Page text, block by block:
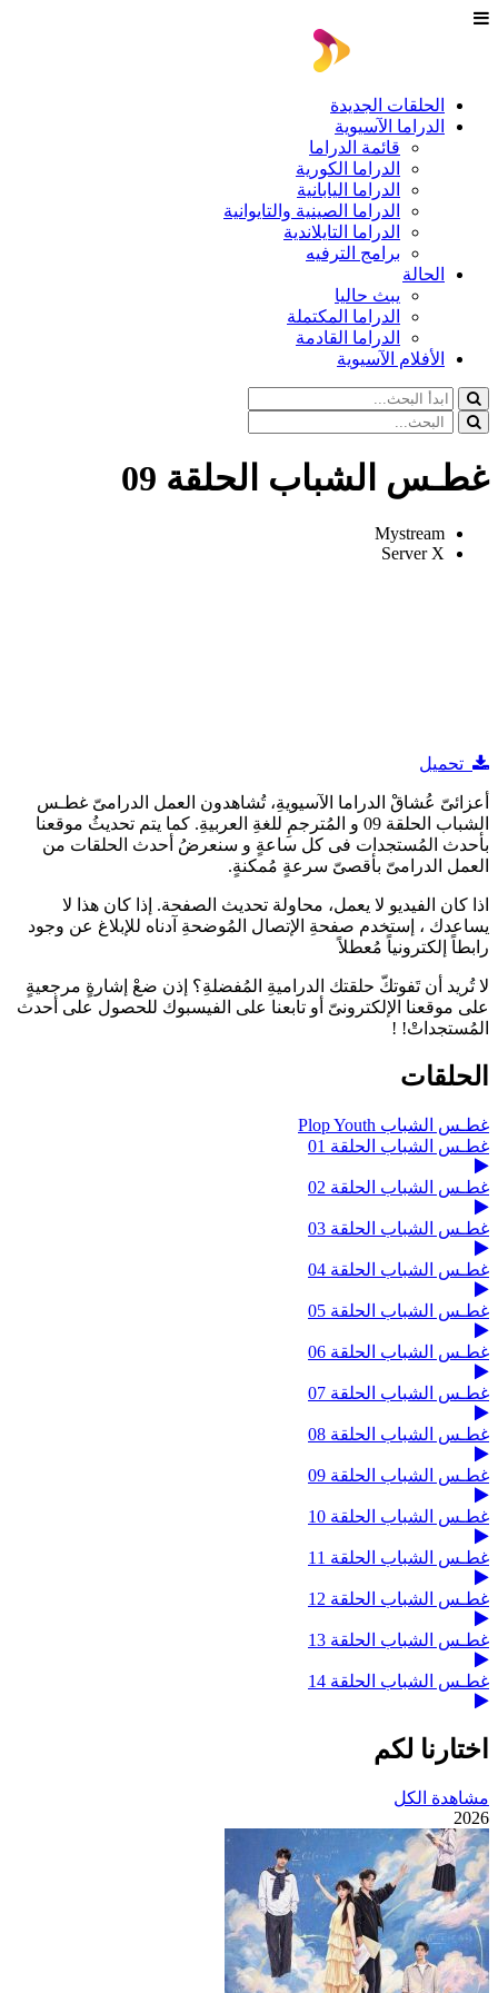
الحلقات الجديدة
الدراما الآسيوية
قائمة الدراما
الدراما الكورية
الدراما اليابانية
الدراما الصينية والتايوانية
الدراما التايلاندية
برامج الترفيه
الحالة
يبث حاليا
الدراما المكتملة
الدراما القادمة
الأفلام الآسيوية
غطـس الشباب الحلقة 09
Mystream
Server X
تحميل
أعزائىّ عُشاقْ الدراما الآسيويةِ، تُشاهدون العمل الدرامىّ غطـس
الشباب الحلقة 09 و المُترجمِ للغةِ العربيةِ. كما يتم تحديثُ موقعنا
بأحدث المُستجدات فى كل ساعةٍ و سنعرضُ أحدث الحلقات من
العمل الدرامىّ بأقصىّ سرعةٍ مُمكنةٍ.
اذا كان الفيديو لا يعمل، محاولة تحديث الصفحة. إذا كان هذا لا
يساعدك ، إستخدم صفحةِ الإتصال المُوضحةِ آدناه للإبلاغ عن وجود
رابطاً إلكترونياً مُعطلاً
لا تُريد أن تَفوتكّ حلقتك الدراميةِ المُفضلةِ؟ إذن ضعْ إشارةٍ مرجعيةٍ
على موقعنا الإلكترونىّ أو تابعنا على الفيسبوك للحصول على أحدث
المُستجداتْ! !
الحلقات
غطـس الشباب Plop Youth
غطـس الشباب الحلقة 01
غطـس الشباب الحلقة 02
غطـس الشباب الحلقة 03
غطـس الشباب الحلقة 04
غطـس الشباب الحلقة 05
غطـس الشباب الحلقة 06
غطـس الشباب الحلقة 07
غطـس الشباب الحلقة 08
غطـس الشباب الحلقة 09
غطـس الشباب الحلقة 10
غطـس الشباب الحلقة 11
غطـس الشباب الحلقة 12
غطـس الشباب الحلقة 13
غطـس الشباب الحلقة 14
اختارنا لكم
مشاهدة الكل
2026